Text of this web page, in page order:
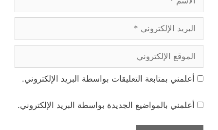
البريد
الإلكتروني
الموقع
الإلكتروني
أعلمني بمتابعة التعليقات بواسطة البريد الإلكتروني.
أعلمني بالمواضيع الجديدة بواسطة البريد الإلكتروني.